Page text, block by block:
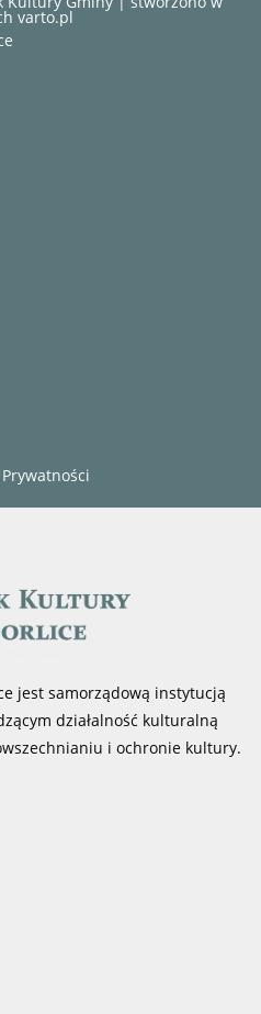
varto.pl
jest samorządową instytucją
działalność kulturalną
i ochronie kultury.